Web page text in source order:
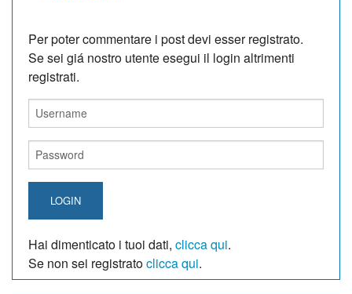
Per poter commentare i post devi esser registrato.
Se sei giá nostro utente esegui il login altrimenti
registrati.
LOGIN
Hai dimenticato i tuoi dati, clicca qui.
Se non sei registratoclicca qui.